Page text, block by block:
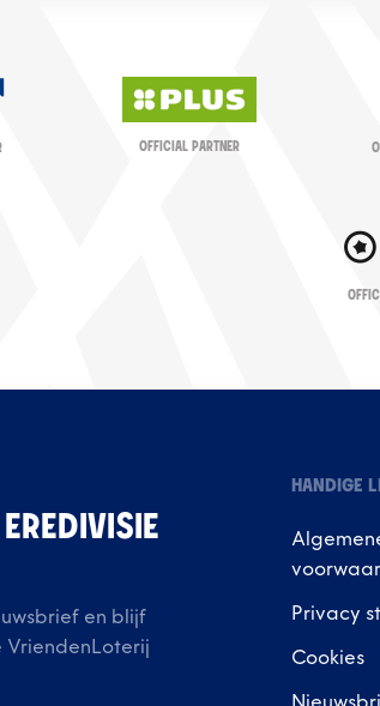
OFFICIAL PARTNER
en blijf
HANDIGE
Privacy
Cookies